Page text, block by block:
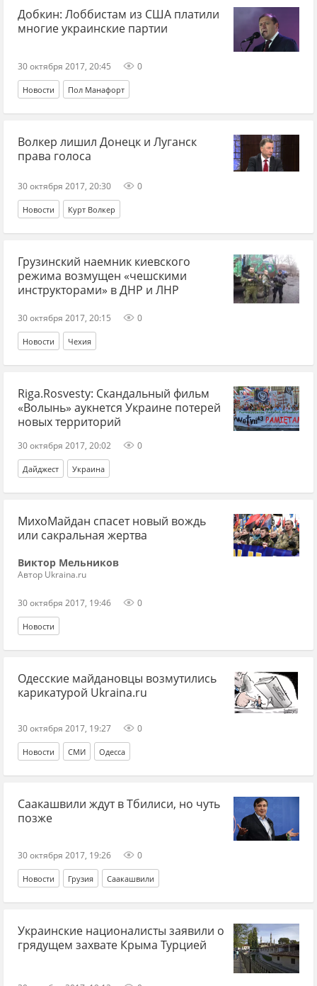
Добкин: Лоббистам из США платили
многие украинские партии
30 октября 2017, 20:45 0
Новости Пол Манафорт
Волкер лишил Донецк и Луганск
права голоса
30 октября 2017, 20:30 0
Новости Курт Волкер
Грузинский наемник киевского
режима возмущен «чешскими
инструкторами» в ДНР и ЛНР
30 октября 2017, 20:15 0
Новости Чехия
Riga.Rosvesty: Скандальный фильм
«Волынь» аукнется Украине потерей
новых территорий
30 октября 2017, 20:02 0
Дайджест Украина
МихоМайдан спасет новый вождь
или сакральная жертва
Виктор Мельников
Автор Ukraina.ru
30 октября 2017, 19:46 0
Новости
Одесские майдановцы возмутились
карикатурой Ukraina.ru
30 октября 2017, 19:27 0
Новости СМИ Одесса
Саакашвили ждут в Тбилиси, но чуть
позже
30 октября 2017, 19:26 0
Новости Грузия Саакашвили
Украинские националисты заявили о
грядущем захвате Крыма Турцией